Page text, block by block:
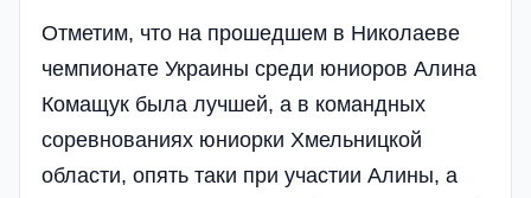
Отметим, что на прошедшем в Николаеве
чемпионате Украины среди юниоров Алина
Комащук была лучшей, а в командных
соревнованиях юниорки Хмельницкой
области, опять таки при участии Алины, а